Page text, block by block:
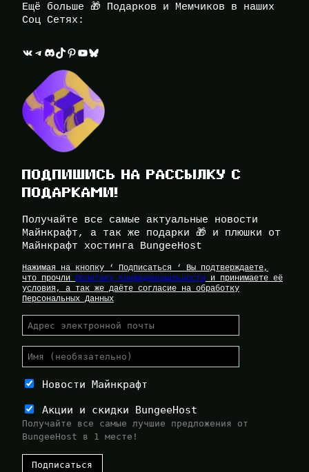
Ещё больше 🎁 Подарков и Мемчиков в наших
Соц Сетях:
ВКонтакте Telegram Discord TikTok Pinterest YouTube Bluesky
ПОДПИШИСЬ НА РАССЫЛКУ С
ПОДАРКАМИ!
Получайте все самые актуальные новости
Майнкрафт, а так же подарки 🎁 и плюшки от
Майнкрафт хостинга BungeeHost
Нажимая на кнопку ‘ Подписаться ‘ Вы подтверждаете,
что прочли Политику Конфиденциальности и принимаете её
условия, а так же даёте согласие на обработку
Персональных Данных
Новости Майнкрафт
Акции и скидки BungeeHost
Получайте все самые лучшие предложения от
BungeeHost в 1 месте!